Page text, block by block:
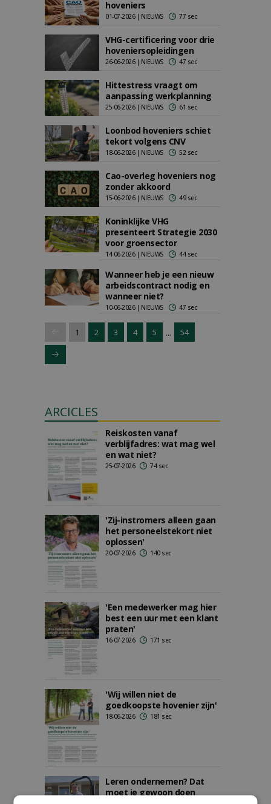
hoveniers
01-07-2026 | NIEUWS 77 sec
VHG-certificering voor drie
hoveniersopleidingen
26-06-2026 | NIEUWS 47 sec
Hittestress vraagt om
aanpassing werkplanning
25-06-2026 | NIEUWS 61 sec
Loonbod hoveniers schiet
tekort volgens CNV
18-06-2026 | NIEUWS 52 sec
Cao-overleg hoveniers nog
zonder akkoord
15-06-2026 | NIEUWS 49 sec
Koninklijke VHG
presenteert Strategie 2030
voor groensector
14-06-2026 | NIEUWS 44 sec
Wanneer heb je een nieuw
arbeidscontract nodig en
wanneer niet?
10-06-2026 | NIEUWS 47 sec
1 2 3 4 5 ... 54
ARCICLES
Reiskosten vanaf
verblijfadres: wat mag wel
en wat niet?
25-07-2026 74 sec
'Zij-instromers alleen gaan
het personeelstekort niet
oplossen'
20-07-2026 140 sec
'Een medewerker mag hier
best een uur met een klant
praten'
16-07-2026 171 sec
'Wij willen niet de
goedkoopste hovenier zijn'
18-06-2026 181 sec
Leren ondernemen? Dat
moet je gewoon doen